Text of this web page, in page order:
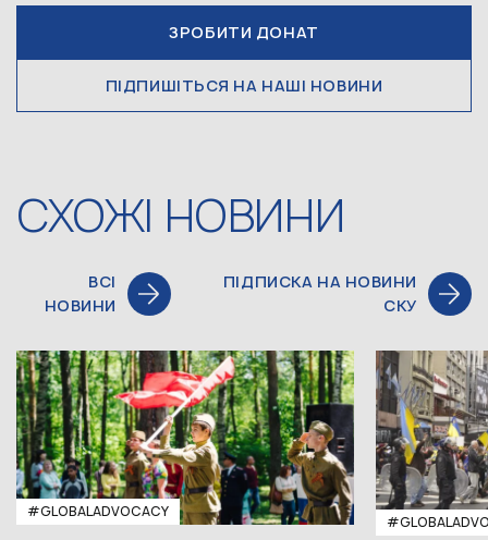
ЗРОБИТИ ДОНАТ
ПІДПИШІТЬСЯ НА НАШІ НОВИНИ
СХОЖІ НОВИНИ
ВСІ
НОВИНИ
ПІДПИСКА НА НОВИНИ
СКУ
#GLOBALADVOCACY